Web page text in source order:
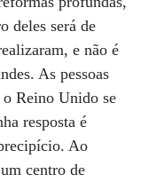
deles será de
e não é
As pessoas
Reino Unido se
resposta é
Ao
centro de